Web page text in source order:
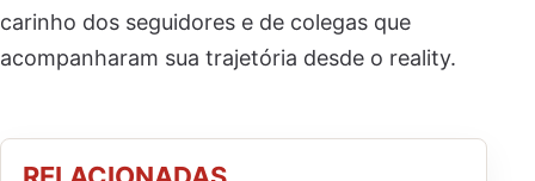
carinho dos seguidores e de colegas que
acompanharam sua trajetória desde o reality.